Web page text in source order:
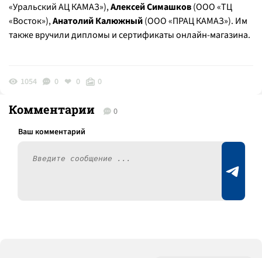
«Уральский АЦ КАМАЗ»),Алексей Симашков(ООО «ТЦ
«Восток»),Анатолий Калюжный(ООО «ПРАЦ КАМАЗ»). Им
также вручили дипломы и сертификаты онлайн-магазина.
1054 0 0 0
Комментарии 0